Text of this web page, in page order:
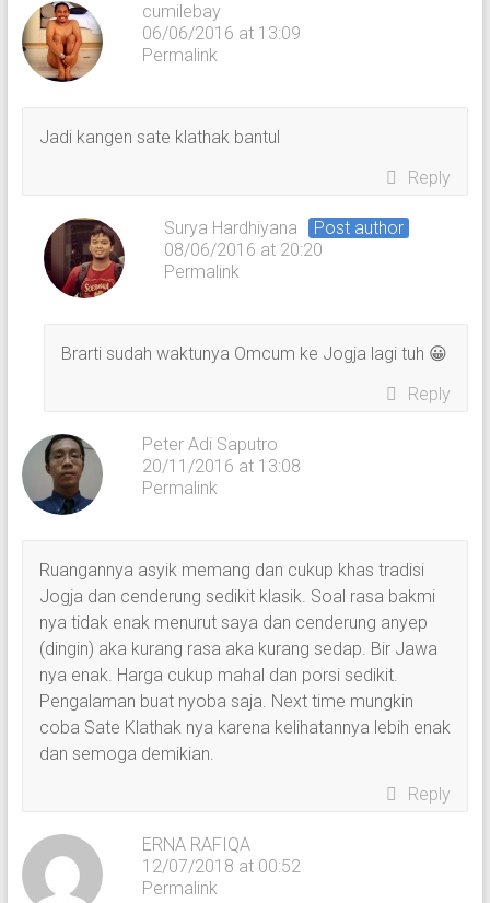
cumilebay
06/06/2016 at 13:09
Permalink
Jadi kangen sate klathak bantul
Reply
Surya Hardhiyana
Post author
08/06/2016 at 20:20
Permalink
Brarti sudah waktunya Omcum ke Jogja lagi tuh 😀
Reply
Peter Adi Saputro
20/11/2016 at 13:08
Permalink
Ruangannya asyik memang dan cukup khas tradisi
Jogja dan cenderung sedikit klasik. Soal rasa bakmi
nya tidak enak menurut saya dan cenderung anyep
(dingin) aka kurang rasa aka kurang sedap. Bir Jawa
nya enak. Harga cukup mahal dan porsi sedikit.
Pengalaman buat nyoba saja. Next time mungkin
coba Sate Klathak nya karena kelihatannya lebih enak
dan semoga demikian.
Reply
ERNA RAFIQA
12/07/2018 at 00:52
Permalink